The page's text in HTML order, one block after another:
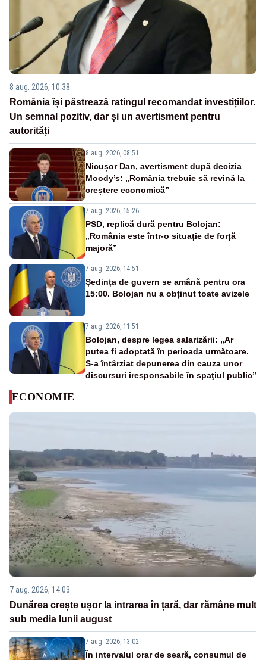
8 aug. 2026, 10:38
România își păstrează ratingul recomandat investițiilor.
Un semnal pozitiv, dar și un avertisment pentru
autorități
8 aug. 2026, 08:51
Nicușor Dan, avertisment după decizia
Moody’s: „România trebuie să revină la
creștere economică”
7 aug. 2026, 15:26
PSD, replică dură pentru Bolojan:
„România este într-o situație de forță
majoră”
7 aug. 2026, 14:51
Ședința de guvern se amână pentru ora
15:00. Bolojan nu a obținut toate avizele
7 aug. 2026, 11:51
Bolojan, despre legea salarizării: „Ar
putea fi adoptată în perioada următoare.
S-a întârziat depunerea din cauza unor
discursuri iresponsabile în spaţiul public”
ECONOMIE
7 aug. 2026, 14:03
Dunărea crește ușor la intrarea în țară, dar rămâne mult
sub media lunii august
7 aug. 2026, 13:02
În intervalul orar de seară, consumul de